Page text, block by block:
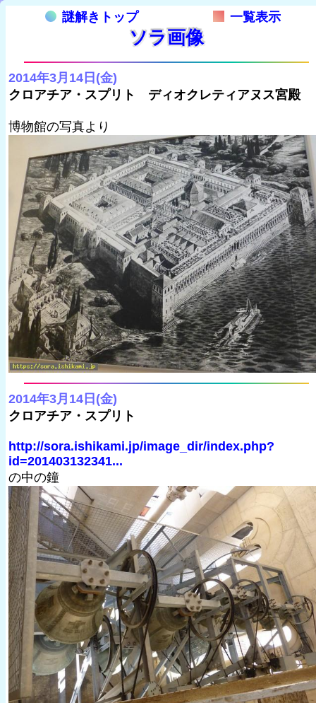
謎解きトップ 一覧表示
ソラ画像
2014年3月14日(金)
クロアチア・スプリト ディオクレティアヌス宮殿
博物館の写真より
2014年3月14日(金)
クロアチア・スプリト
http://sora.ishikami.jp/image_dir/index.php?
id=201403132341...
の中の鐘